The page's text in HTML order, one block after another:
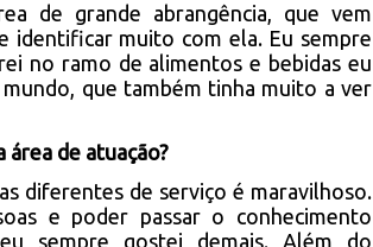
de grande abrangência, que vem
identificar muito com ela. Eu sempre
no ramo de alimentos e bebidas eu
que também tinha muito a ver
área de atuação?
diferentes de serviço é maravilhoso.
e poder passar o conhecimento
sempre gostei demais. Além do